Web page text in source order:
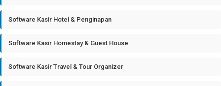
Software Kasir Hotel & Penginapan
Software Kasir Homestay & Guest House
Software Kasir Travel & Tour Organizer